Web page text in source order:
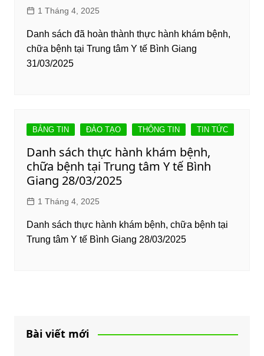
1 Tháng 4, 2025
Danh sách đã hoàn thành thực hành khám bệnh,
chữa bệnh tại Trung tâm Y tế Bình Giang
31/03/2025
BẢNG TIN ĐÀO TẠO THÔNG TIN TIN TỨC
Danh sách thực hành khám bệnh,
chữa bệnh tại Trung tâm Y tế Bình
Giang 28/03/2025
1 Tháng 4, 2025
Danh sách thực hành khám bệnh, chữa bệnh tại
Trung tâm Y tế Bình Giang 28/03/2025
Bài viết mới